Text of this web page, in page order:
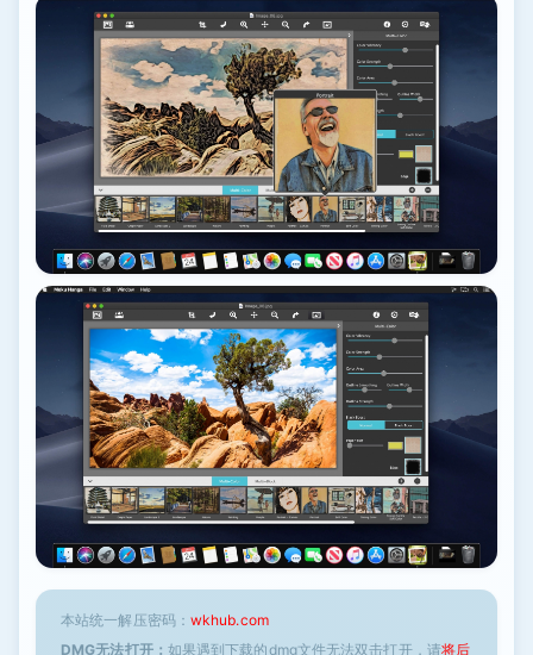
本站统一解压密码： wkhub.com
DMG无法打开： 如果遇到下载的dmg文件无法双击打开，请将后